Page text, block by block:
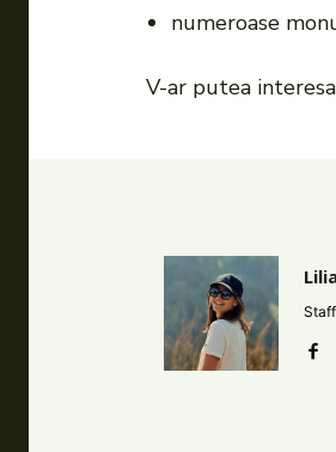
numeroase
V-ar putea